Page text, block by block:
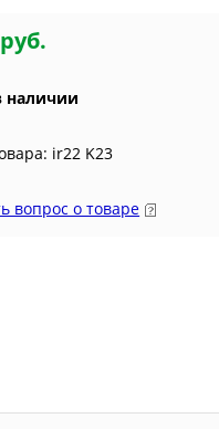
наличии
ir22 K23
вопрос о товаре